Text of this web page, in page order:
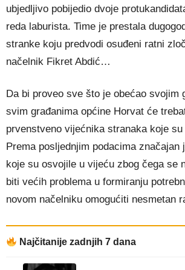
ubjedljivo pobijedio dvoje
reda laburista. Time je prestala
stranke koju predvodi osuđeni ratni
načelnik Fikret Abdić…
Da bi proveo sve što je obećao svojim
svim građanima općine Horvat će
prvenstveno vijećnika stranaka koje su
Prema posljednjim podacima značajan
koje su osvojile u vijeću zbog čega se
biti većih problema u formiranju
novom načelniku omogućiti nesmetan
Najčitanije zadnjih 7 dana